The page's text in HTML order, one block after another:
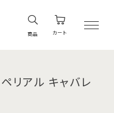
商品 カート
ペリアル キャバレ